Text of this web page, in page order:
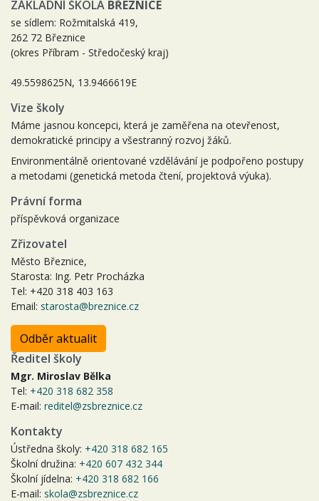
ZÁKLADNÍ ŠKOLA BŘEZNICE
se sídlem: Rožmitalská 419,
262 72 Březnice
(okres Příbram - Středočeský kraj)
49.5598625N, 13.9466619E
Vize školy
Máme jasnou koncepci, která je zaměřena na otevřenost,
demokratické principy a všestranný rozvoj žáků.
Environmentálně orientované vzdělávání je podpořeno postupy
a metodami (genetická metoda čtení, projektová výuka).
Právní forma
příspěvková organizace
Zřizovatel
Město Březnice,
Starosta: Ing. Petr Procházka
Tel: +420 318 403 163
Email: starosta@breznice.cz
Odběr aktualit
Ředitel školy
Mgr. Miroslav Bělka
Tel: +420 318 682 358
E-mail: reditel@zsbreznice.cz
Kontakty
Ústředna školy: +420 318 682 165
Školní družina: +420 607 432 344
Školní jídelna: +420 318 682 166
E-mail: skola@zsbreznice.cz